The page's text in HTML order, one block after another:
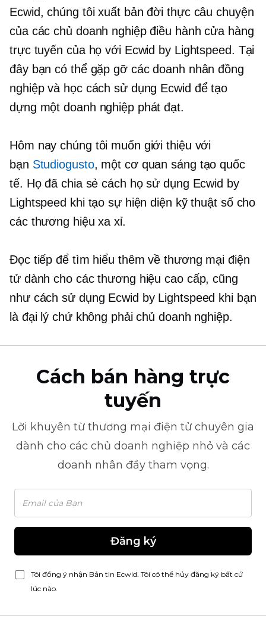
Ecwid, chúng tôi xuất bảnđời thựccâu chuyện
của các chủ doanh nghiệp điều hành cửa hàng
trực tuyến của họ với Ecwid by Lightspeed. Tại
đây bạn có thể gặp gỡ các doanh nhân đồng
nghiệp và học cách sử dụng Ecwid để tạo
dựng một doanh nghiệp phát đạt.
Hôm nay chúng tôi muốn giới thiệu với
bạn Studiogusto, một cơ quan sáng tạo quốc
tế. Họ đã chia sẻ cách họ sử dụng Ecwid by
Lightspeed khi tạo sự hiện diện kỹ thuật số cho
các thương hiệu xa xỉ.
Đọc tiếp để tìm hiểu thêm về thương mại điện
tử dành cho các thương hiệu cao cấp, cũng
như cách sử dụng Ecwid by Lightspeed khi bạn
là đại lý chứ không phải chủ doanh nghiệp.
Cách bán hàng trực
tuyến
Lời khuyên từ thương mại điện tử chuyên gia
dành cho các chủ doanh nghiệp nhỏ và các
doanh nhân đầy tham vọng.
Đăng ký
Tôi đồng ý nhận Bản tin Ecwid. Tôi có thể hủy đăng ký bất cứ
lúc nào.